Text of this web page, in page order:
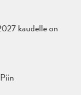
kaudelle on